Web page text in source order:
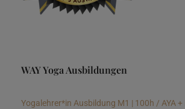
WAY Yoga Ausbildungen
Yogalehrer*in Ausbildung M1 | 100h / AYA +